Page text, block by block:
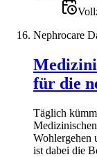
Nephrocare
für die
Täglich
Wohlergehen
ist dabei die